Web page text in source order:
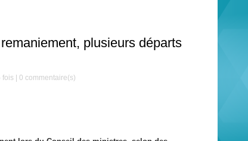
plusieurs départs
| 0 commentaire(s)